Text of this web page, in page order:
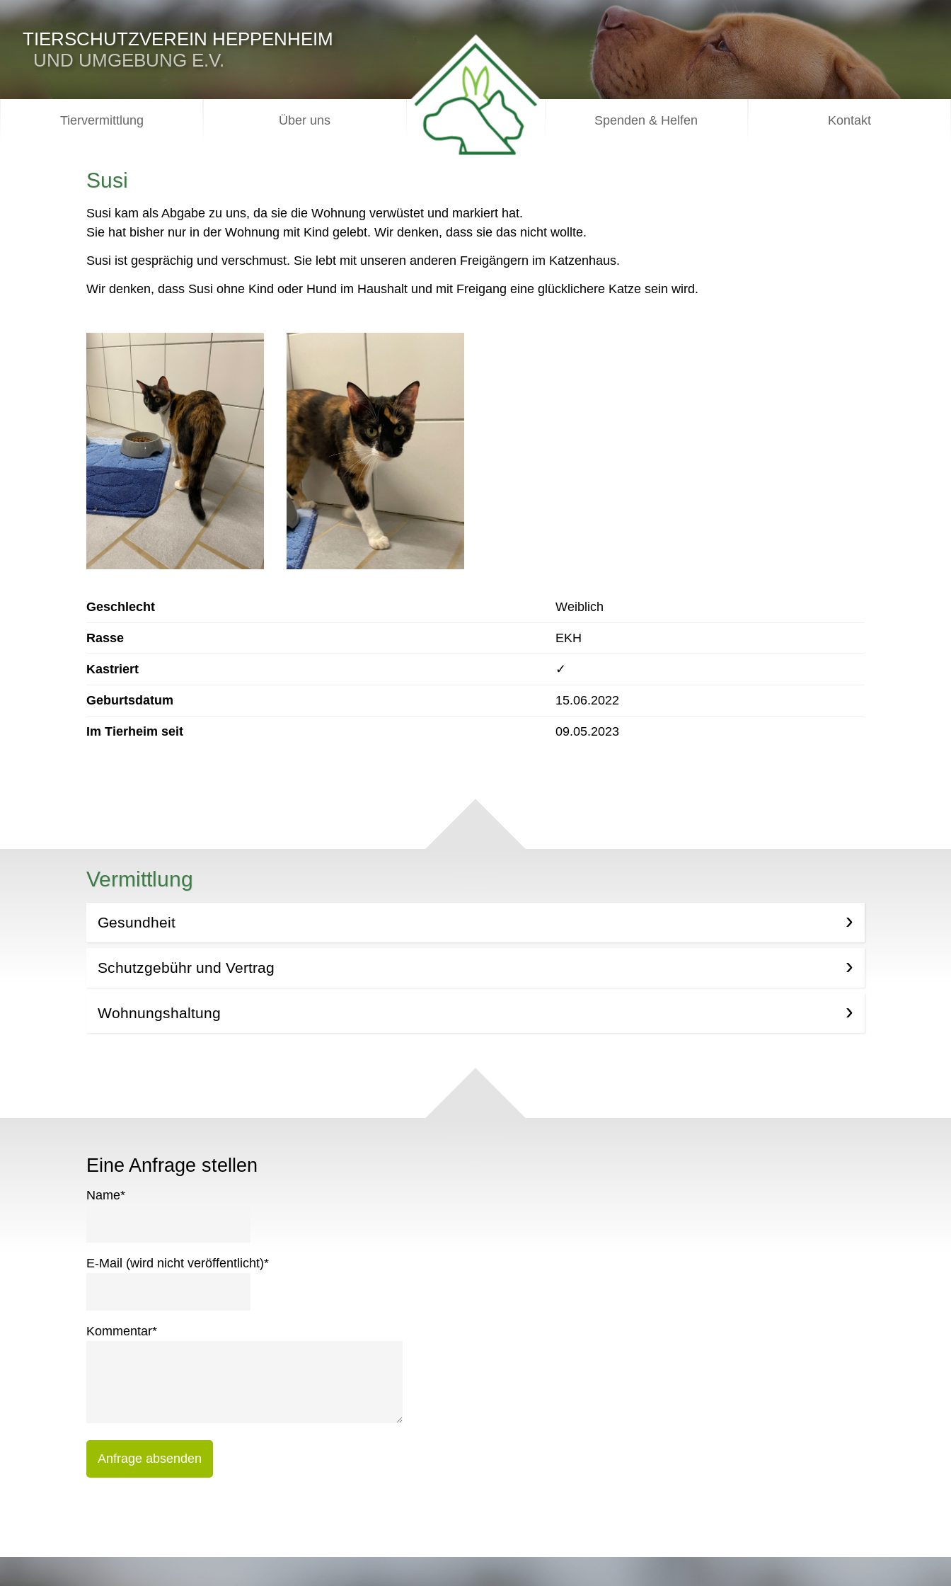
TIERSCHUTZVEREIN HEPPENHEIM
UND UMGEBUNG E.V.
Tiervermittlung Über uns Spenden & Helfen Kontakt
Susi
Susi kam als Abgabe zu uns, da sie die Wohnung verwüstet und markiert hat.
Sie hat bisher nur in der Wohnung mit Kind gelebt. Wir denken, dass sie das nicht wollte.
Susi ist gesprächig und verschmust. Sie lebt mit unseren anderen Freigängern im Katzenhaus.
Wir denken, dass Susi ohne Kind oder Hund im Haushalt und mit Freigang eine glücklichere Katze sein wird.
Geschlecht Weiblich
Rasse EKH
Kastriert ✓
Geburtsdatum 15.06.2022
Im Tierheim seit 09.05.2023
Vermittlung
Gesundheit
Schutzgebühr und Vertrag
Wohnungshaltung
Eine Anfrage stellen
Name*
E-Mail (wird nicht veröffentlicht)*
Kommentar*
Anfrage absenden